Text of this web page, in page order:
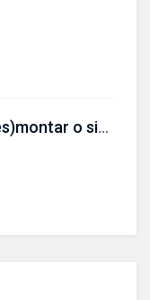
Jogo de ferramentas para (des)montar o sistema de dupla – CR 368